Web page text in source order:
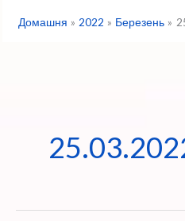
Домашня 2022 Березень